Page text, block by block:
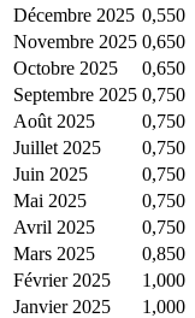
Décembre 2025 0,550
Novembre 2025 0,650
Octobre 2025
0,650
Septembre 2025 0,750
Août 2025
0,750
Juillet 2025
0,750
Juin 2025
0,750
Mai 2025
0,750
Avril 2025
0,750
Mars 2025
0,850
Février 2025
1,000
Janvier 2025
1,000